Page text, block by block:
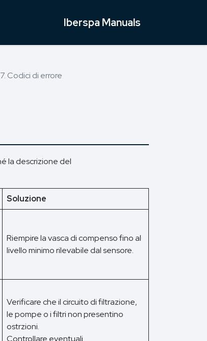
Iberspa Manuals
7. Codici di errore
la descrizione del
Soluzione
Riempire la vasca di compenso fino al
livello minimo rilevabile dal sensore.
Verificare che il circuito di filtrazione,
le pompe o i filtri non presentino
ostrzioni.
Controllare eventuali